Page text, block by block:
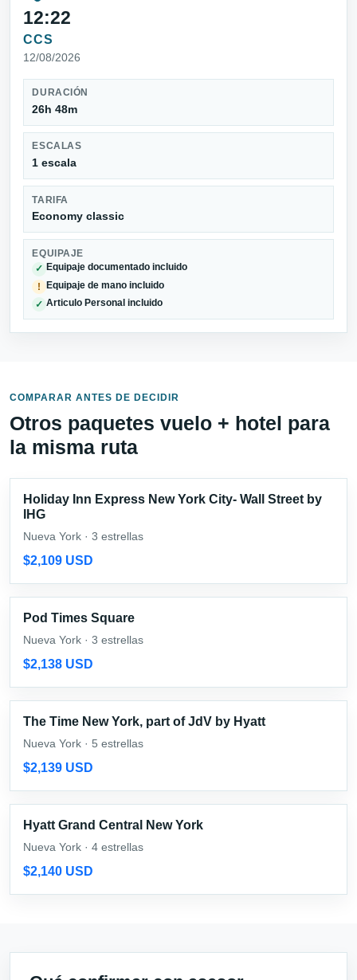
12:22
CCS
12/08/2026
DURACIÓN
26h 48m
ESCALAS
1 escala
TARIFA
Economy classic
EQUIPAJE
✓ Equipaje documentado incluido
! Equipaje de mano incluido
✓ Articulo Personal incluido
COMPARAR ANTES DE DECIDIR
Otros paquetes vuelo + hotel para
la misma ruta
Holiday Inn Express New York City- Wall Street by
IHG
Nueva York · 3 estrellas
$2,109 USD
Pod Times Square
Nueva York · 3 estrellas
$2,138 USD
The Time New York, part of JdV by Hyatt
Nueva York · 5 estrellas
$2,139 USD
Hyatt Grand Central New York
Nueva York · 4 estrellas
$2,140 USD